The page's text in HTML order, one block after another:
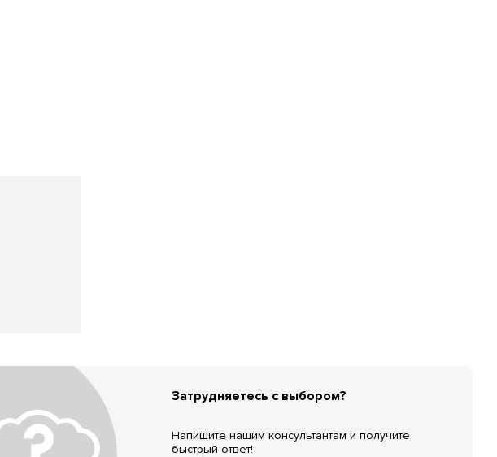
Затрудняетесь с выбором?
Напишите нашим консультантам и получите
быстрый ответ!